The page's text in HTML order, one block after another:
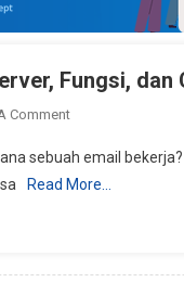
Fungsi, dan
CommentOn
Apa
Itu
sebuah email
Read More…